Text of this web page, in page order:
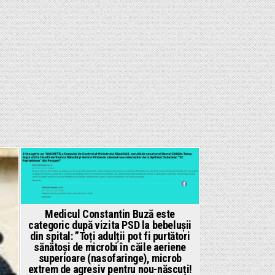
Posted
Medicul Constantin Buză este
categoric după vizita PSD la bebelușii
din spital: ”Toți adulții pot fi purtători
sănătoși de microbi în căile aeriene
superioare (nasofaringe), microb
extrem de agresiv pentru nou-născuți!